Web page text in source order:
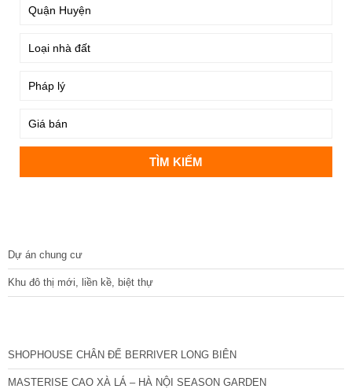
Dự án chung cư
Khu đô thị mới, liền kề, biệt thự
SHOPHOUSE CHÂN ĐẾ BERRIVER LONG BIÊN
MASTERISE CAO XÀ LÁ – HÀ NỘI SEASON GARDEN